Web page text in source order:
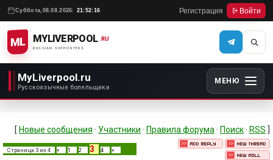
Суббота, 08.08.2026 21:52:16 Регистрация Войти
ML MYLIVERPOOL
RUSSIAN SUPPORTERS
.RU
MyLiverpool.ru
Русскоязычные болельщики
МЕНЮ
[ Новые сообщения · Участники · Правила форума · Поиск · RSS
Страница 3 из 4 « 1 2 3 4 »